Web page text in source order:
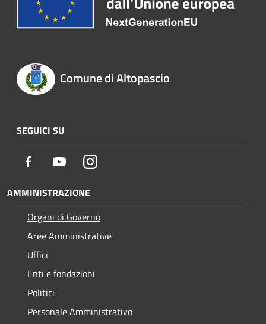
Comune di Altopascio
SEGUICI SU
Facebook YoutubeInstagram
AMMINISTRAZIONE
Organi di Governo
Aree Amministrative
Uffici
Enti e fondazioni
Politici
Personale Amministrativo